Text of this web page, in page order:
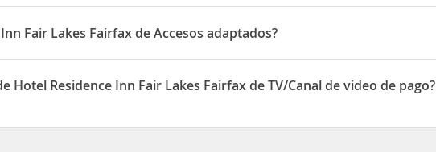
Fairfax permite Otros animales de compañía en las habitaciones
Fair Lakes Fairfax de Accesos adaptados?
Fairfax dispone de Accesos adaptados
Hotel Residence Inn Fair Lakes Fairfax de TV/Canal de video de pago?